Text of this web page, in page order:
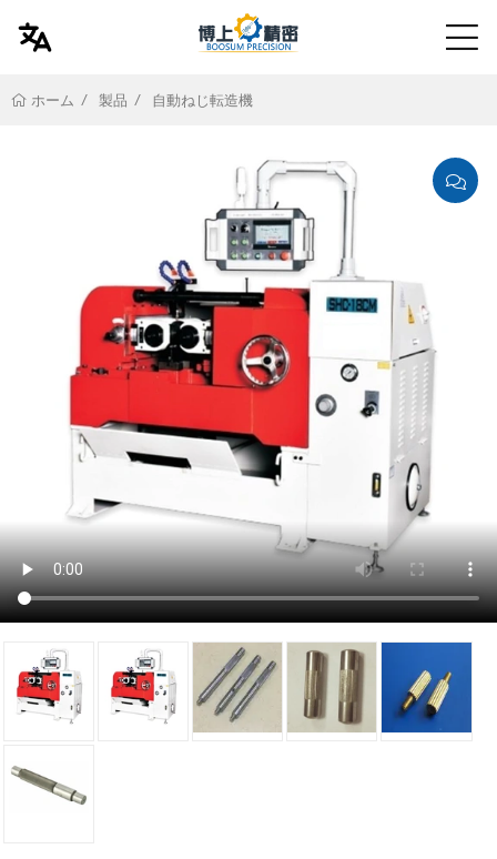
ホーム 製品 自動ねじ転造機